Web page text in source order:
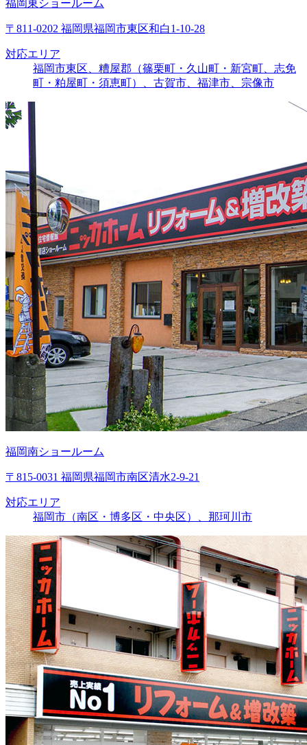
福岡東ショールーム
〒811-0202 福岡県福岡市東区和白1-10-28
対応エリア
福岡市東区、糟屋郡（篠栗町・久山町・新宮町、志免
町・粕屋町・須恵町）、古賀市、福津市、宗像市
福岡南ショールーム
〒815-0031 福岡県福岡市南区清水2-9-21
対応エリア
福岡市（南区・博多区・中央区）、那珂川市